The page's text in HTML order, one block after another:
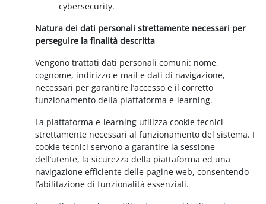
cybersecurity.
Natura dei dati personali strettamente necessari per
perseguire la finalità descritta
Vengono trattati dati personali comuni: nome,
cognome, indirizzo e-mail e dati di navigazione,
necessari per garantire l’accesso e il corretto
funzionamento della piattaforma e-learning.
La piattaforma e-learning utilizza cookie tecnici
strettamente necessari al funzionamento del sistema. I
cookie tecnici servono a garantire la sessione
dell’utente, la sicurezza della piattaforma ed una
navigazione efficiente delle pagine web, consentendo
l’abilitazione di funzionalità essenziali.